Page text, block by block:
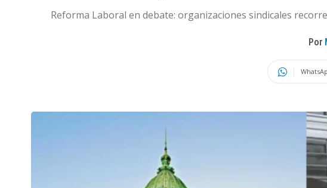
Reforma Laboral en debate: organizaciones sindicales
Por